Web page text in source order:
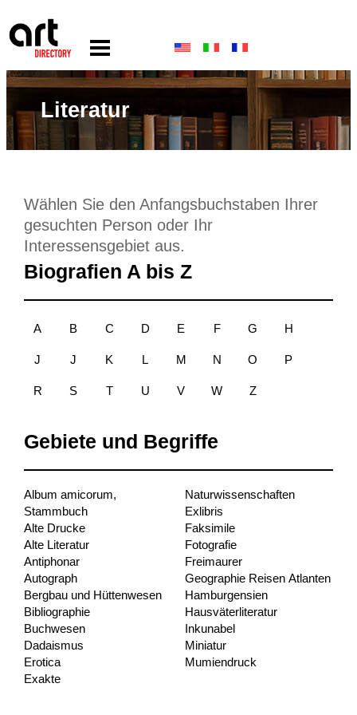
Literatur
Wählen Sie den Anfangsbuchstaben Ihrer
gesuchten Person oder Ihr
Interessensgebiet aus.
Biografien A bis Z
A B C D E F G H
J J K L M N O P
R S T U V W Z
Gebiete und Begriffe
Album amicorum,
Stammbuch
Alte Drucke
Alte Literatur
Antiphonar
Autograph
Bergbau und Hüttenwesen
Bibliographie
Buchwesen
Dadaismus
Erotica
Exakte
Naturwissenschaften
Exlibris
Faksimile
Fotografie
Freimaurer
Geographie Reisen Atlanten
Hamburgensien
Hausväterliteratur
Inkunabel
Miniatur
Mumiendruck